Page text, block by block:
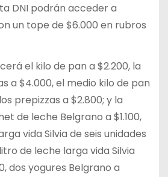
DNI podrán acceder a
un tope de $6.000 en rubros
el kilo de pan a $2.200, la
a $4.000, el medio kilo de pan
prepizzas a $2.800; y la
de leche Belgrano a $1.100,
vida Silvia de seis unidades
de leche larga vida Silvia
dos yogures Belgrano a